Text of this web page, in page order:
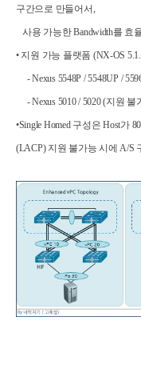
구간으로 만들어서,
사용 가능한Bandwidth를 효
• 지원 가능 플랫폼 (NX-OS
- Nexus 5548P / 5548UP /
- Nexus 5010 / 5020 (지원 불
•Single Homed 구성은 Host가
(LACP) 지원 불가능 시에A/S